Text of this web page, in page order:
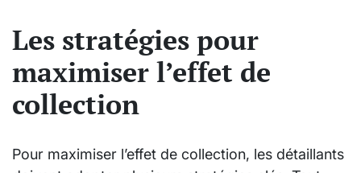
Les stratégies pour
maximiser l’effet de
collection
Pour maximiser l’effet de collection, les détaillants